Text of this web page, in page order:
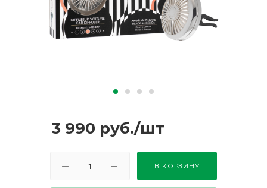
3 990 руб./шт
В КОРЗИНУ